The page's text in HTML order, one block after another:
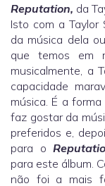
Reputation, da
Isto com a
da música dela
que temos em
musicalmente, a
capacidade
música. É a
faz gostar da
preferidos e,
para o
para este álbum.
não foi a mais